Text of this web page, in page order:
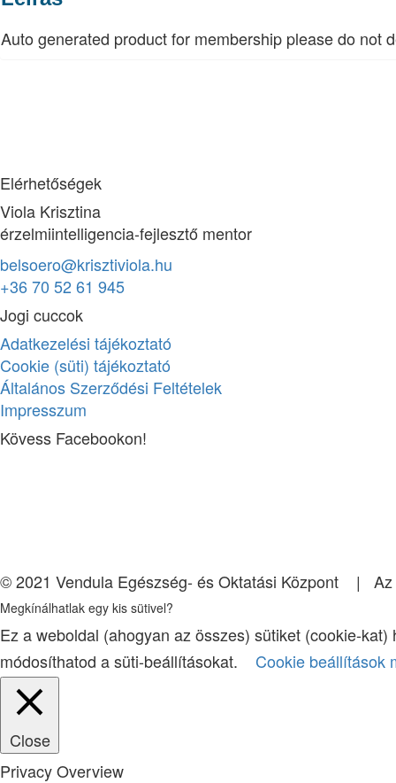
Auto generated product for membership please do not
Elérhetőségek
Viola Krisztina
érzelmiintelligencia-fejlesztő mentor
belsoero@krisztiviola.hu
+36 70 52 61 945
Jogi cuccok
Adatkezelési tájékoztató
Cookie (süti) tájékoztató
Általános Szerződési Feltételek
Impresszum
Kövess Facebookon!
© 2021 Vendula Egészség- és Oktatási Központ | Az
Megkínálhatlak egy kis sütivel?
Ez a weboldal (ahogyan az összes) sütiket (cookie-
módosíthatod a süti-beállításokat.
Cookie beállítások
Close
Privacy Overview